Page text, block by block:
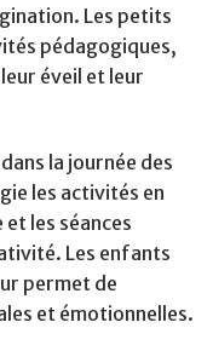
Les petits
pédagogiques,
éveil et leur
la journée des
les activités en
les séances
Les enfants
permet de
et émotionnelles.